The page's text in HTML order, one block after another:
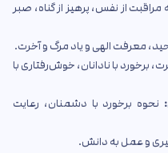
مراقبت از نفس، پرهیز از گناه، صبر
معرفت الهی و یاد مرگ و آخرت.
برخورد با نادانان، خوش‌رفتاری با
نحوه برخورد با دشمنان، رعایت
و عمل به دانش.